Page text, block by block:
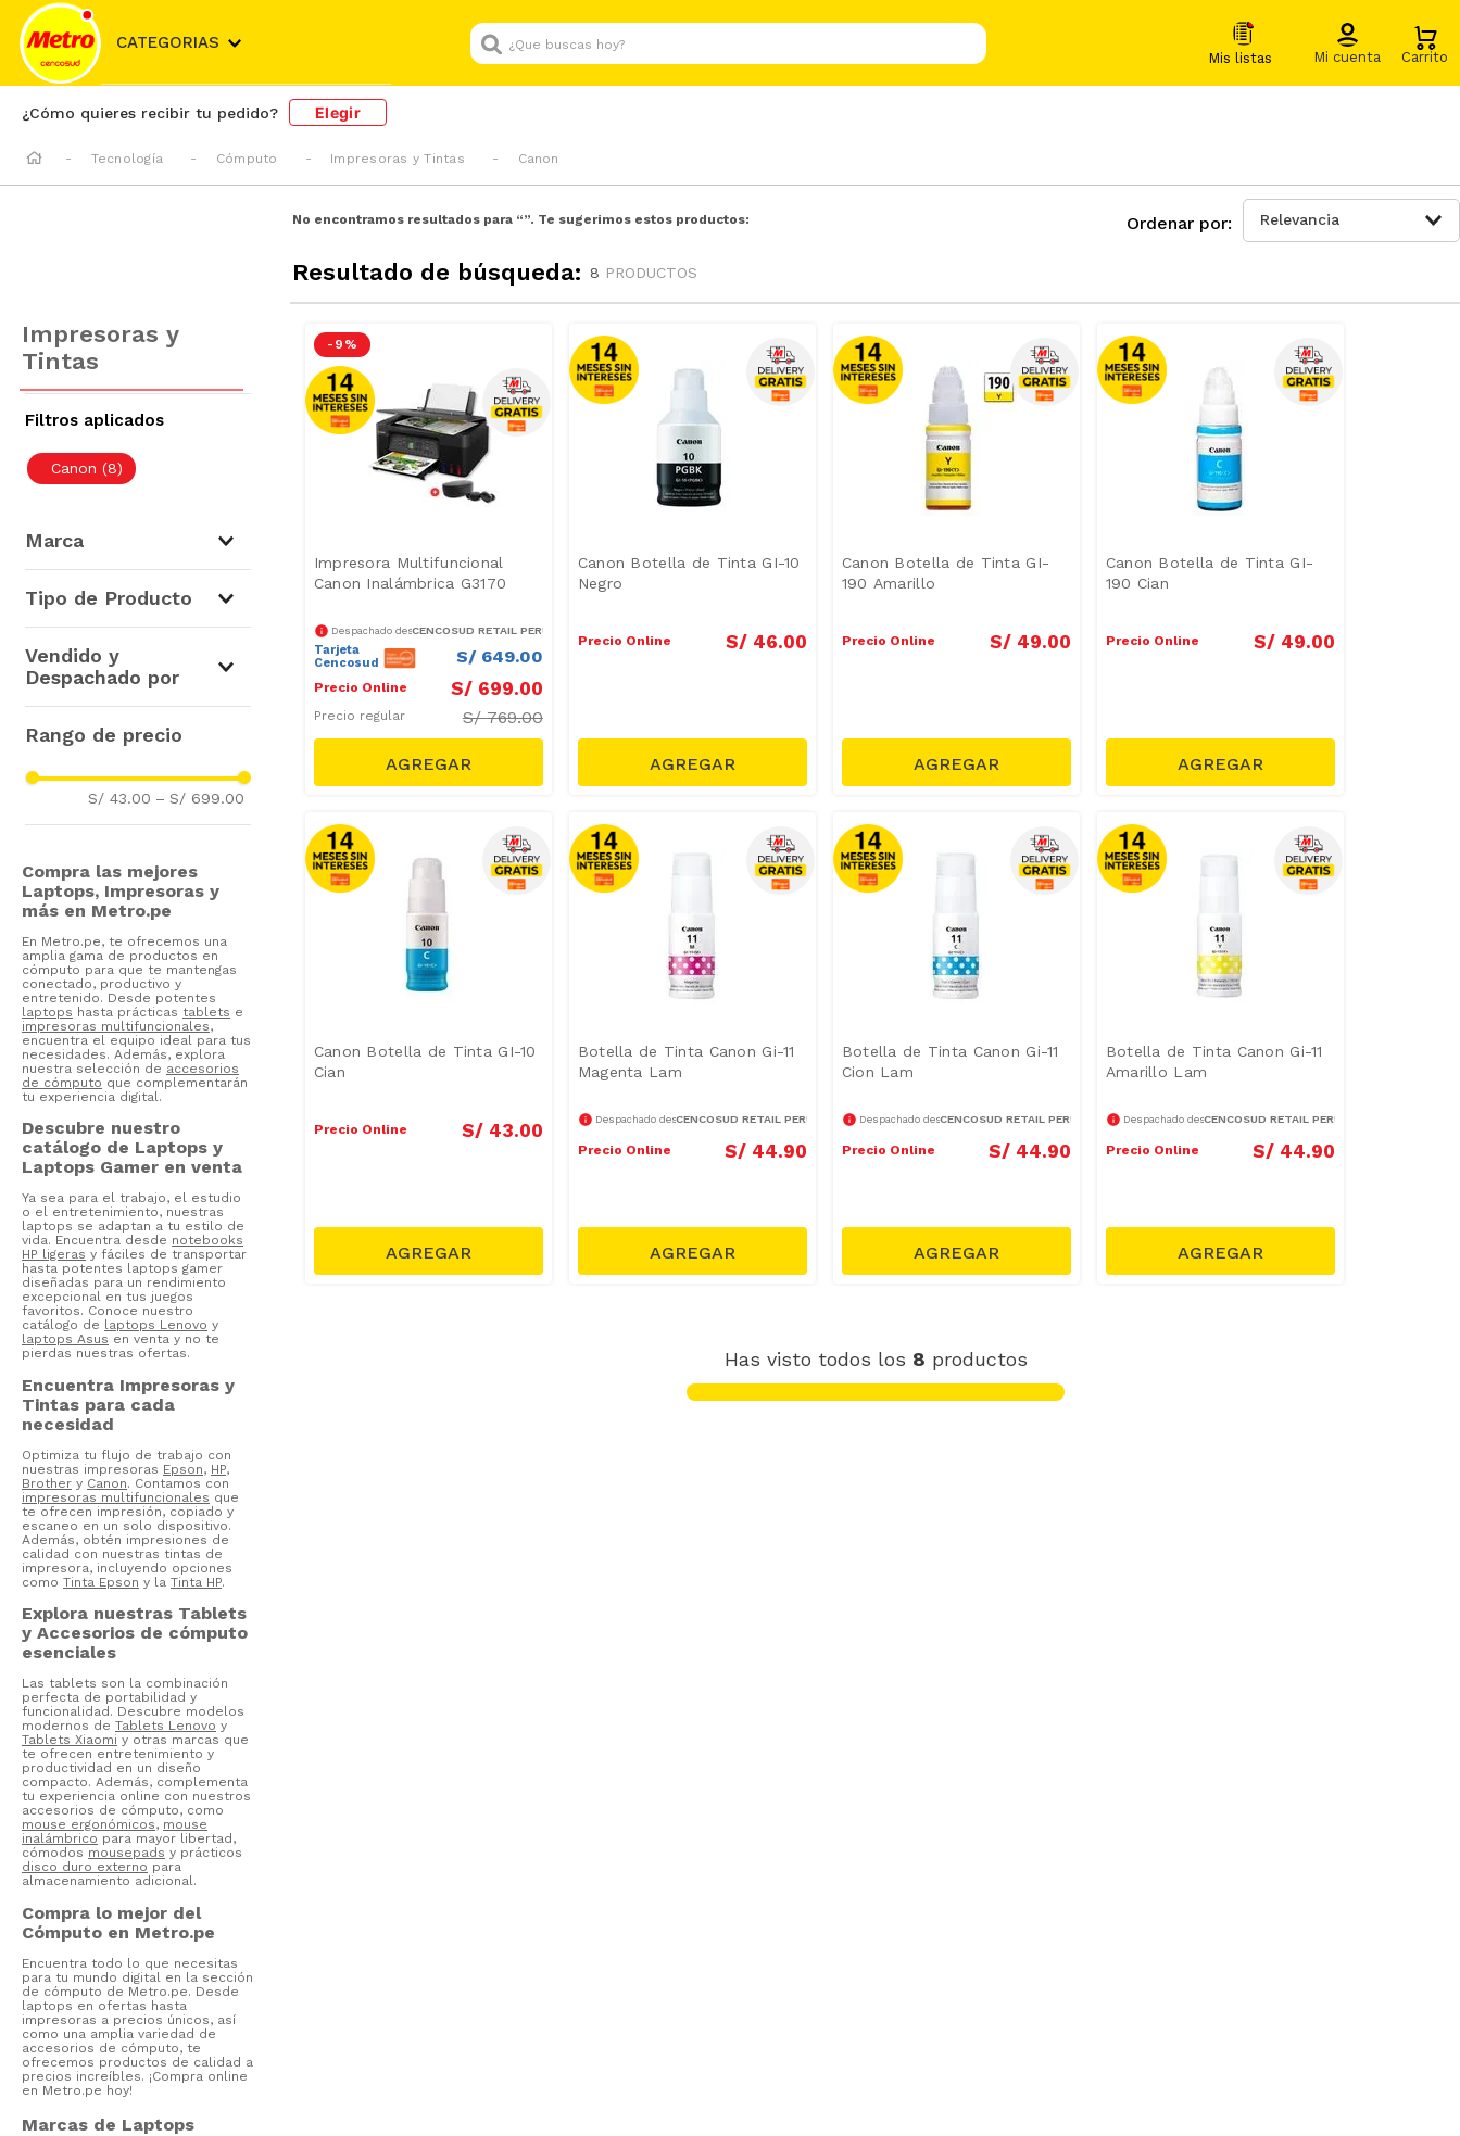
CATEGORIAS
¿Que buscas hoy?
¿Cómo quieres recibir tu pedido? Elegir
Tecnología Cómputo Impresoras y Tintas Canon
No encontramos resultados para “”. Te sugerimos estos productos:
Resultado de búsqueda: 8 PRODUCTOS
Relevancia
Impresoras y
Tintas
Canon (8)
Marca
HP (31)
Epson ( 19
Brother (14)
Tipo de Producto
Impresoras
Multifuncionales
Vendido y
Despachado por
(4)
S/ 43.00 – S/ 699.00
Compra las mejores
Laptops, Impresoras y
más en Metro.pe
En Metro.pe, te ofrecemos una
amplia gama de productos en
cómputo para que te mantengas
conectado, productivo y
entretenido. Desde potentes
laptops hasta prácticas tablets e
impresoras multifuncionales,
encuentra el equipo ideal para tus
necesidades. Además, explora
nuestra selección de accesorios
de cómputo que complementarán
tu experiencia digital.
Descubre nuestro
catálogo de Laptops y
Laptops Gamer en venta
Ya sea para el trabajo, el estudio
o el entretenimiento, nuestras
laptops se adaptan a tu estilo de
vida. Encuentra desde notebooks
HP ligeras y fáciles de transportar
hasta potentes laptops gamer
diseñadas para un rendimiento
excepcional en tus juegos
favoritos. Conoce nuestro
catálogo de laptops Lenovo y
laptops Asus en venta y no te
pierdas nuestras ofertas.
Encuentra Impresoras y
Tintas para cada
necesidad
Optimiza tu flujo de trabajo con
nuestras impresoras Epson, HP,
Brother y Canon. Contamos con
impresoras multifuncionales que
te ofrecen impresión, copiado y
escaneo en un solo dispositivo.
Además, obtén impresiones de
calidad con nuestras tintas de
impresora, incluyendo opciones
como Tinta Epson y la Tinta HP.
Explora nuestras Tablets
y Accesorios de cómputo
esenciales
Las tablets son la combinación
perfecta de portabilidad y
funcionalidad. Descubre modelos
modernos de Tablets Lenovo y
Tablets Xiaomi y otras marcas que
te ofrecen entretenimiento y
productividad en un diseño
compacto. Además, complementa
tu experiencia online con nuestros
accesorios de cómputo, como
mouse ergonómicos, mouse
inalámbrico para mayor libertad,
cómodos mousepads y prácticos
disco duro externo para
almacenamiento adicional.
Compra lo mejor del
Cómputo en Metro.pe
Encuentra todo lo que necesitas
para tu mundo digital en la sección
de cómputo de Metro.pe. Desde
laptops en ofertas hasta
impresoras a precios únicos, así
como una amplia variedad de
accesorios de cómputo, te
ofrecemos productos de calidad a
precios increíbles. ¡Compra online
en Metro.pe hoy!
Marcas de Laptops
- 9 %
Impresora Multifuncional
Canon Inalámbrica G3170
Despachado desdeCENCOSUD RETAIL PERÚ S.A.
Tarjeta
Cencosud
S/ 649.00
Precio Online S/ 699.00
Precio regular S/769.00
Canon Botella de Tinta GI-10
Negro
Precio Online S/ 46.00
Canon Botella de Tinta GI-
190 Amarillo
Precio Online S/ 49.00
Canon Botella de Tinta GI-
190 Cian
Precio Online S/ 49.00
Canon Botella de Tinta GI-10
Cian
Precio Online S/ 43.00
Botella de Tinta Canon Gi-11
Magenta Lam
Despachado desdeCENCOSUD RETAIL PERÚ S.A.
Precio Online S/ 44.90
Botella de Tinta Canon Gi-11
Cion Lam
Despachado desdeCENCOSUD RETAIL PERÚ S.A.
Precio Online S/ 44.90
Botella de Tinta Canon Gi-11
Amarillo Lam
Despachado desdeCENCOSUD RETAIL PERÚ S.A.
Precio Online S/ 44.90
Has visto todos los 8 productos